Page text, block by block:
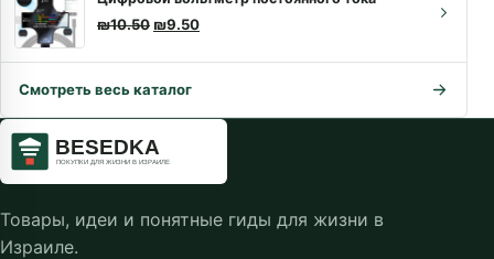
₪10.50 Первоначальная цена составляла ₪10.50.
₪9.50Текущая цена: ₪9.50.
Смотреть весь каталог
Товары, идеи и понятные гиды для жизни в
Израиле.